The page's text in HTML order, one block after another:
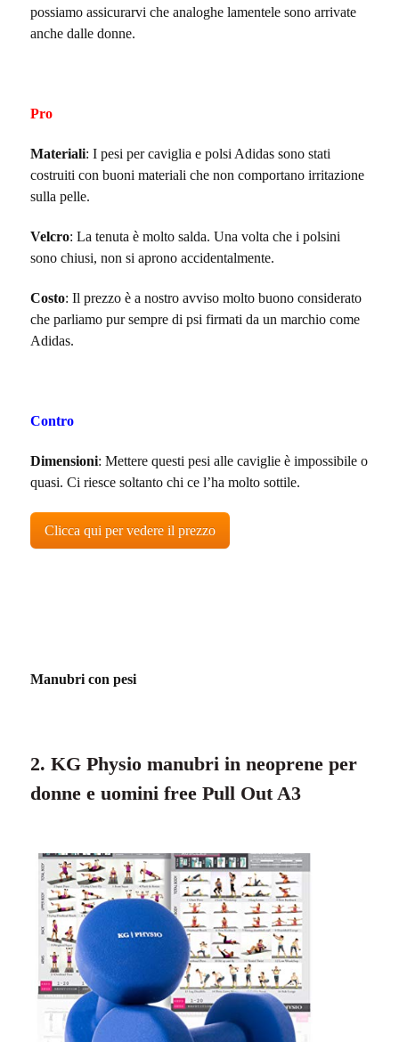
possiamo assicurarvi che analoghe lamentele sono arrivate
anche dalle donne.
Pro
Materiali: I pesi per caviglia e polsi Adidas sono stati
costruiti con buoni materiali che non comportano irritazione
sulla pelle.
Velcro: La tenuta è molto salda. Una volta che i polsini
sono chiusi, non si aprono accidentalmente.
Costo: Il prezzo è a nostro avviso molto buono considerato
che parliamo pur sempre di psi firmati da un marchio come
Adidas.
Contro
Dimensioni: Mettere questi pesi alle caviglie è impossibile o
quasi. Ci riesce soltanto chi ce l’ha molto sottile.
Clicca qui per vedere il prezzo
Manubri con pesi
2. KG Physio manubri in neoprene per
donne e uomini free Pull Out A3